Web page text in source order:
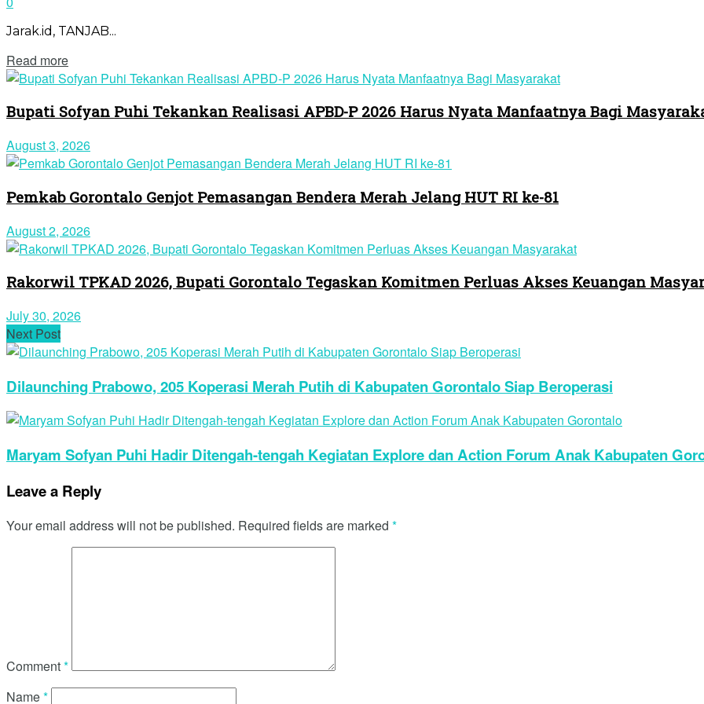
Jarak.id, TANJAB...
Read more
Bupati Sofyan Puhi Tekankan Realisasi APBD-P 2026 Harus Nyata Manfaatnya Bagi
August 3, 2026
Pemkab Gorontalo Genjot Pemasangan Bendera Merah Jelang HUT RI ke-81
August 2, 2026
Rakorwil TPKAD 2026, Bupati Gorontalo Tegaskan Komitmen Perluas Akses Keuangan
July 30, 2026
Next Post
Dilaunching Prabowo, 205 Koperasi Merah Putih di Kabupaten Gorontalo Siap Beroperasi
Maryam Sofyan Puhi Hadir Ditengah-tengah Kegiatan Explore dan Action Forum Anak Kabupaten
Leave a Reply
Your email address will not be published. Required fields are marked *
Comment*
Name*